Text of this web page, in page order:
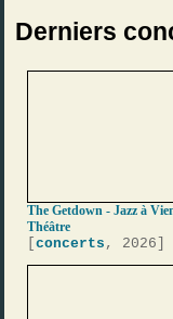
Derniers
The Getdown - Jazz à
Théâtre
[concerts , 2026]